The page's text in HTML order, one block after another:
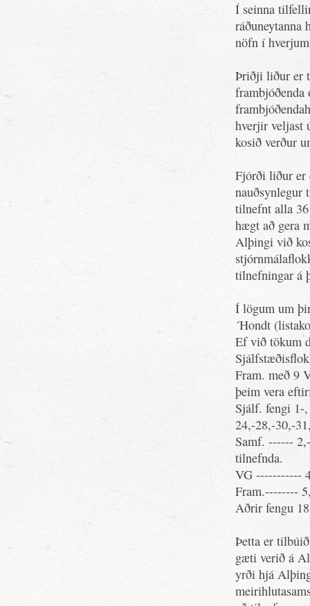
Í seinna
nöfn í
Þriðji liður er
frambjóðenda
hverjir veljast
kosið verður
Fjórði liður er
tilnefnt alla
hægt að gera
Alþingi við
tilnefningar á
Í lögum um
´Hondt
Ef við tökum
Fram. með 9
þeim vera
Sjálf. fengi 1-
24,-28,-30,-
Samf. ------
tilnefnda.
VG -----------
Fram.--------
Aðrir fengu
Þetta er
gæti verið á
yrði hjá